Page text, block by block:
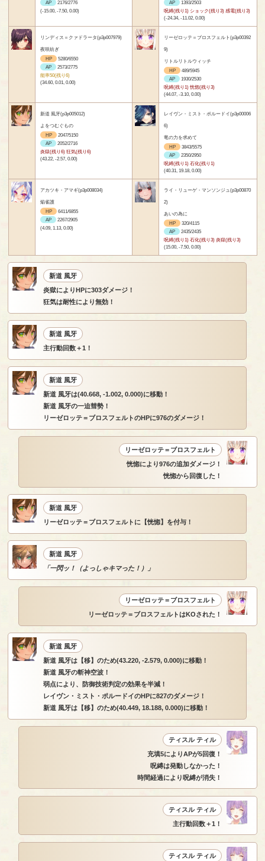
AP
2176/2776
(-15.00, -7.50, 0.00)
AP
1393/2503
呪縛(残り1) ショック(残り3) 感電(残り3)
(-24.34, -11.02, 0.00)
リンディス＝クァドラータ(p3p007979)
夜咲紡ぎ
HP
5280/6550
AP
2573/2775
能率50(残り6)
(34.60, 0.01, 0.00)
リーゼロッテ＝ブロスフェルト(p3p00392
9)
リトルリトルウィッチ
HP
489/5945
AP
1930/2530
呪縛(残り1) 恍惚(残り3)
(44.07, -3.10, 0.00)
新道 風牙(p3p005012)
よをつむぐもの
HP
2047/5150
AP
2052/2716
炎獄(残り6) 狂気(残り6)
(43.22, -2.57, 0.00)
レイヴン・ミスト・ポルードイ(p3p00006
6)
竜の力を求めて
HP
3843/5575
AP
2350/2950
呪縛(残り1) 石化(残り1)
(40.31, 19.18, 0.00)
アカツキ・アマギ(p3p008034)
焔雀護
HP
6411/6855
AP
2267/2905
(4.09, 1.13, 0.00)
ライ・リューゲ・マンソンジュ(p3p00870
2)
あいの為に
HP
320/4115
AP
2435/2435
呪縛(残り1) 石化(残り3) 炎獄(残り3)
(15.00, -7.50, 0.00)
新道 風牙
炎獄によりHPに303ダメージ！
狂気は耐性により無効！
新道 風牙
主行動回数＋1！
新道 風牙
新道 風牙は(40.668, -1.002, 0.000)に移動！
新道 風牙の一迫彗勢！
リーゼロッテ＝ブロスフェルトのHPに976のダメージ！
リーゼロッテ＝ブロスフェルト
恍惚により976の追加ダメージ！
恍惚から回復した！
新道 風牙
リーゼロッテ＝ブロスフェルトに【恍惚】を付与！
新道 風牙
「一閃ッ！（よっしゃキマった！）」
リーゼロッテ＝ブロスフェルト
リーゼロッテ＝ブロスフェルトはKOされた！
新道 風牙
新道 風牙は【移】のため(43.220, -2.579, 0.000)に移動！
新道 風牙の斬神空波！
弱点により、防御技術判定の効果を半減！
レイヴン・ミスト・ポルードイのHPに827のダメージ！
新道 風牙は【移】のため(40.449, 18.188, 0.000)に移動！
ティスル ティル
充填5によりAPが5回復！
呪縛は発動しなかった！
時間経過により呪縛が消失！
ティスル ティル
主行動回数＋1！
ティスル ティル